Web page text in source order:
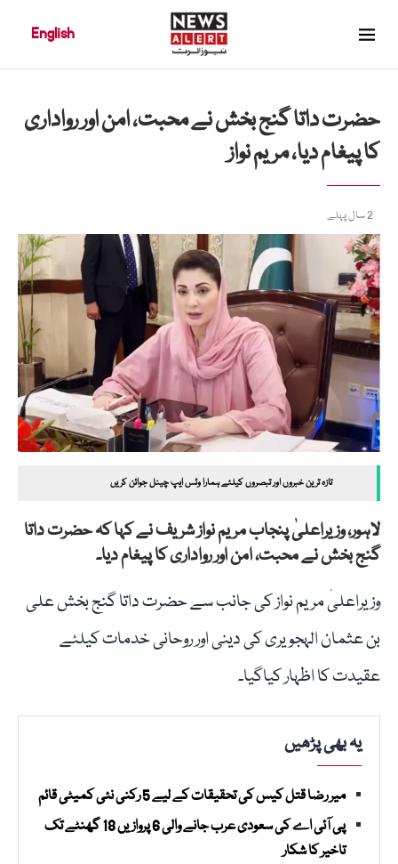
English
حضرت داتا گنج بخش نے محبت، امن اور رواداری
کا پیغام دیا، مریم نواز
2 سال پہلے
تازہ ترین خبروں اور تبصروں کیلئے ہمارا وٹس ایپ چینل جوائن کریں
لاہور، وزیراعلیٰ پنجاب مریم نواز شریف نے کہا کہ حضرت داتا
گنج بخش نے محبت، امن اور رواداری کا پیغام دیا۔
وزیراعلیٰ مریم نواز کی جانب سے حضرت داتا گنج بخش علی
بن عثمان الہجویری کی دینی اور روحانی خدمات کیلئے
عقیدت کا اظہار کیاگیا۔
یہ بھی پڑھیں
میر رضا قتل کیس کی تحقیقات کے لیے 5 رکنی نئی کمیٹی قائم
پی آئی اے کی سعودی عرب جانے والی 6 پروازیں 18 گھنٹے تک
تاخیر کا شکار